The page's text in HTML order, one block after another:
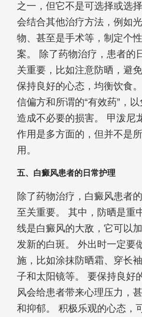
之一，但它不是可选择或选
会结合其他治疗方法，例如
物、甚至是手术等，制定个
案。 除了药物治疗，患者的
关重要，比如注意防晒，避
保持良好的心态，均衡饮食
信偏方和所谓的“有效药”，
造成不必要的损害。 甲泼尼
作用是多方面的，但并不是
用。
五、白癜风患者的日常护理
除了药物治疗，白癜风患者
至关重要。 其中，防晒是重
线是白癜风的大敌，它可以
发新的白斑。 外出时一定要
施，比如涂抹防晒霜、穿长
子和太阳镜等。 要保持良好
风会给患者带来心理压力，
和抑郁。 积极乐观的心态，